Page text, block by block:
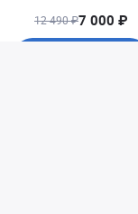
12 490 ₽7 000 ₽